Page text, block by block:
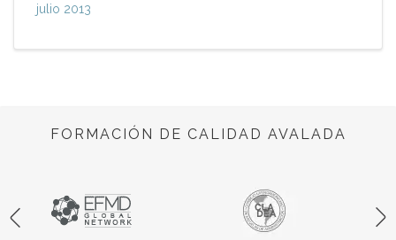
julio 2013
FORMACIÓN DE CALIDAD AVALADA